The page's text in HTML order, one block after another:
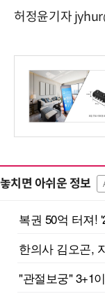
허정윤기자
놓치면 아쉬운 정보